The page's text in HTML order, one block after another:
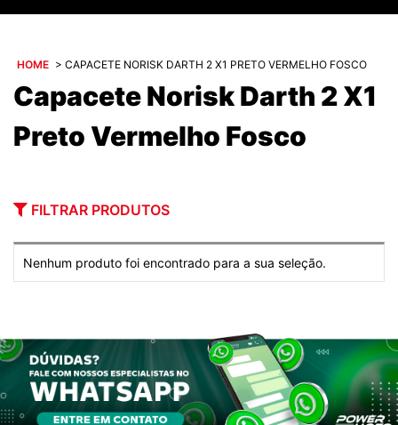
HOME > CAPACETE NORISK DARTH 2 X1 PRETO VERMELHO FOSCO
Capacete Norisk Darth 2 X1
Preto Vermelho Fosco
FILTRAR PRODUTOS
Nenhum produto foi encontrado para a sua seleção.